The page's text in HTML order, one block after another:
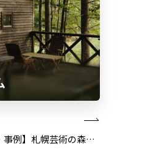
【プラスチックカード作成・事例】札幌芸術の森にできた「芸森ワーサム」の会員カード